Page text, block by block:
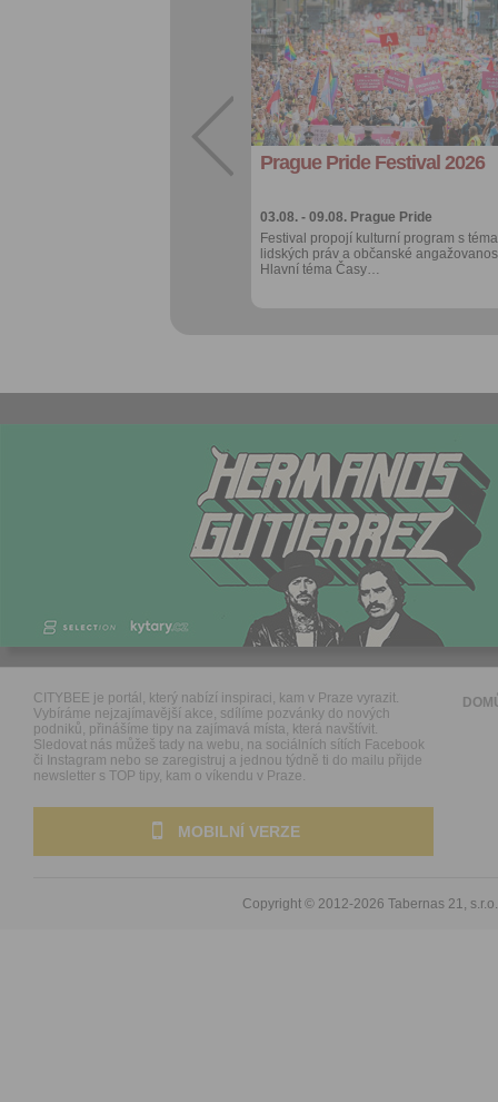
Prague Pride Festival 2026
03.08. - 09.08. Prague Pride
Festival propojí kulturní program s
lidských práv a občanské
Hlavní téma Časy…
Přidat do
oblíbených
Sdílet:
Facebook
export do
kalendáře
Více výhod pro
CITYBEE je portál, který nabízí inspiraci, kam v Praze vyrazit.
Vybíráme nejzajímavější akce, sdílíme pozvánky do nových
podniků, přinášíme tipy na zajímavá místa, která navštívit.
Sledovat nás můžeš tady na webu, na sociálních sítích Facebook
či Instagram nebo se zaregistruj a jednou týdně ti do mailu přijde
newsletter s TOP tipy, kam o víkendu v Praze.
MOBILNÍ VERZE
Copyright © 2012-2026 Tabernas 21, s.r.o.